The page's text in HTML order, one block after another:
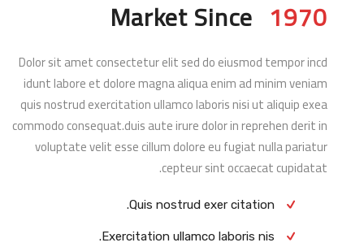
Market Since 1970
Dolor sit amet consectetur elit sed do eiusmod tempor incd
idunt labore et dolore magna aliqua enim ad minim veniam
quis nostrud exercitation ullamco laboris nisi ut aliquip exea
commodo consequat.duis aute irure dolor in reprehen derit in
voluptate velit esse cillum dolore eu fugiat nulla pariatur
cepteur sint occaecat cupidatat.
Quis nostrud exer citation.
Exercitation ullamco laboris nis.